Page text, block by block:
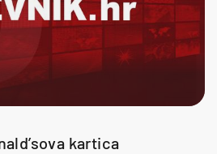
kartica